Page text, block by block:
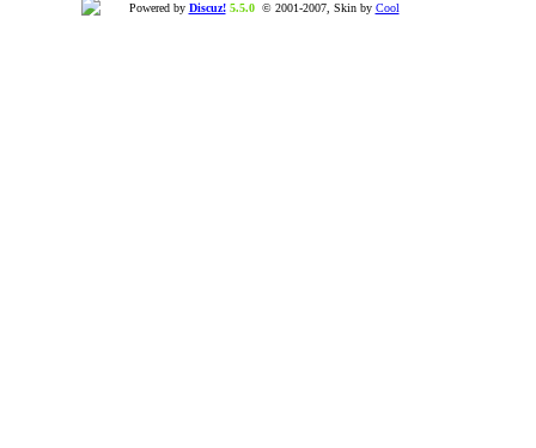
Powered by Discuz! 5.5.0© 2001-2007, Skin by Cool